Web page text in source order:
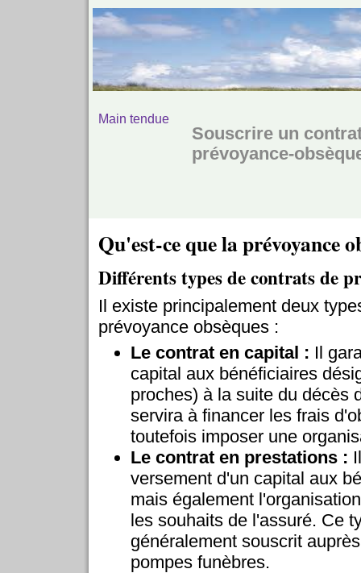
Main tendue
Souscrire un
prévoyance-
Qu'est-ce que la prévoyance
Différents types de contrats de
Il existe principalement deux
prévoyance obsèques :
Le contrat en capital : Il
capital aux bénéficiaires
proches) à la suite du décès
servira à financer les frais
toutefois imposer une
Le contrat en prestations :
versement d'un capital aux
mais également
les souhaits de l'assuré. Ce
généralement souscrit
pompes funèbres.